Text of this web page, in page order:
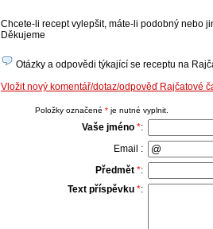
Chcete-li recept vylepšit, máte-li podobný nebo
Děkujeme
Otázky a odpovědi týkající se receptu na
Vložit nový komentář/dotaz/odpověď Rajčatové
Položky označené * je nutné vyplnit.
Vaše jméno *:
Email :
Předmět *:
Text příspěvku *: